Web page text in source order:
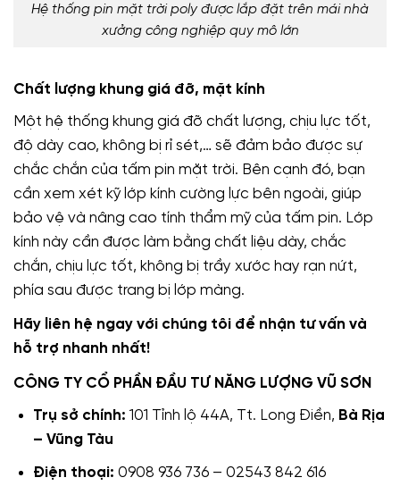
Hệ thống pin mặt trời poly được lắp đặt trên mái nhà
xưởng công nghiệp quy mô lớn
Chất lượng khung giá đỡ, mặt kính
Một hệ thống khung giá đỡ chất lượng, chịu lực tốt,
độ dày cao, không bị rỉ sét,… sẽ đảm bảo được sự
chắc chắn của tấm pin mặt trời. Bên cạnh đó, bạn
cần xem xét kỹ lớp kính cường lực bên ngoài, giúp
bảo vệ và nâng cao tính thẩm mỹ của tấm pin. Lớp
kính này cần được làm bằng chất liệu dày, chắc
chắn, chịu lực tốt, không bị trầy xước hay rạn nứt,
phía sau được trang bị lớp màng.
Hãy liên hệ ngay với chúng tôi để nhận tư vấn và
hỗ trợ nhanh nhất!
CÔNG TY CỔ PHẦN ĐẦU TƯ NĂNG LƯỢNG VŨ SƠN
Trụ sở chính: 101 Tỉnh lộ 44A, Tt. Long Điền, Bà Rịa
– Vũng Tàu
Điện thoại: 0908 936 736 – 02543 842 616